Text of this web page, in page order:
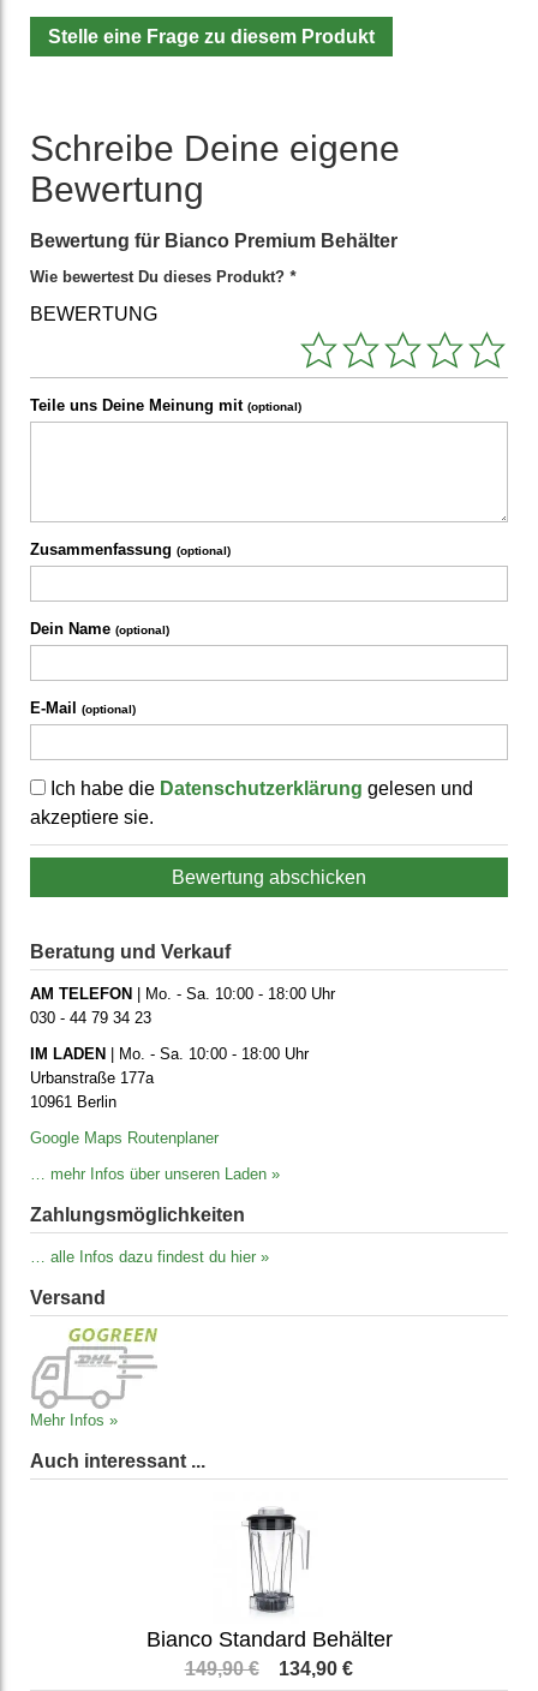
Stelle eine Frage zu diesem Produkt
Schreibe Deine eigene
Bewertung
Bewertung für Bianco Premium Behälter
Wie bewertest Du dieses Produkt? *
BEWERTUNG
Teile uns Deine Meinung mit (optional)
Zusammenfassung (optional)
Dein Name (optional)
E-Mail (optional)
Ich habe die Datenschutzerklärung gelesen und
akzeptiere sie.
Bewertung abschicken
Beratung und Verkauf
AM TELEFON
| Mo. - Sa. 10:00 - 18:00 Uhr
030 - 44 79 34 23
IM LADEN
| Mo. - Sa. 10:00 - 18:00 Uhr
Urbanstraße 177a
10961 Berlin
Google Maps Routenplaner
… mehr Infos über unseren Laden »
Zahlungs­möglich­keiten
… alle Infos dazu findest du hier »
Versand
Mehr Infos »
Auch interessant ...
Bianco Standard Behälter
149,90 € 134,90 €